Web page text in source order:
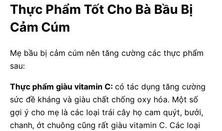
Thực Phẩm Tốt Cho Bà Bầu Bị
Cảm Cúm
Mẹ bầu bị cảm cúm nên tăng cường các thực phẩm
sau:
Thực phẩm giàu vitamin C: có tác dụng tăng cường
sức đề kháng và giàu chất chống oxy hóa. Một số
gợi ý cho mẹ là các loại trái cây họ cam quýt, bưởi,
chanh, ớt chuông cũng rất giàu vitamin C. Các loại